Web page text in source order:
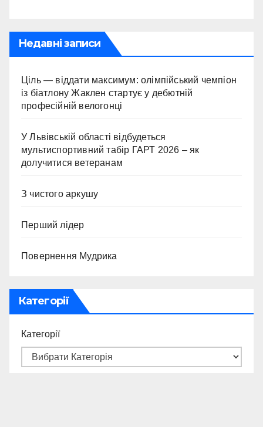
Недавні записи
Ціль — віддати максимум: олімпійський чемпіон
із біатлону Жаклен стартує у дебютній
професійній велогонці
У Львівській області відбудеться
мультиспортивний табір ГАРТ 2026 – як
долучитися ветеранам
З чистого аркушу
Перший лідер
Повернення Мудрика
Категорії
Категорії